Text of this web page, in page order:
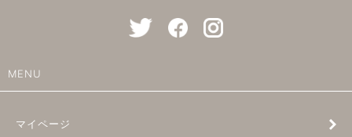
MENU
マイページ